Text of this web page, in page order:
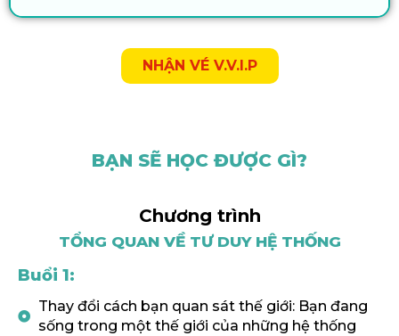
NHẬN VÉ V.V.I.P
BẠN SẼ HỌC ĐƯỢC GÌ?
Chương trình
TỔNG QUAN VỀ TƯ DUY HỆ THỐNG
Buổi 1:
Thay đổi cách bạn quan sát thế giới: Bạn đang
sống trong một thế giới của những hệ thống